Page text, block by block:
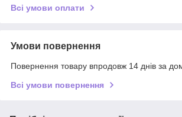
Всі умови оплати
Умови повернення
Повернення товару впродовж 14 днів за
Всі умови повернення